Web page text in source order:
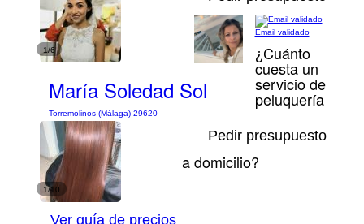
1/6
María Soledad Sol
Torremolinos (Málaga) 29620
Email validado
1/10
Pedir presupuesto
¿Cuánto
cuesta un
servicio de
peluquería
a domicilio?
Ver guía de precios